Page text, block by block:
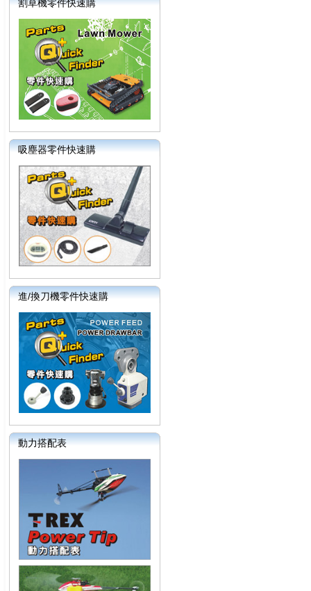
割草機零件快速購
吸塵器零件快速購
進/換刀機零件快速購
動力搭配表